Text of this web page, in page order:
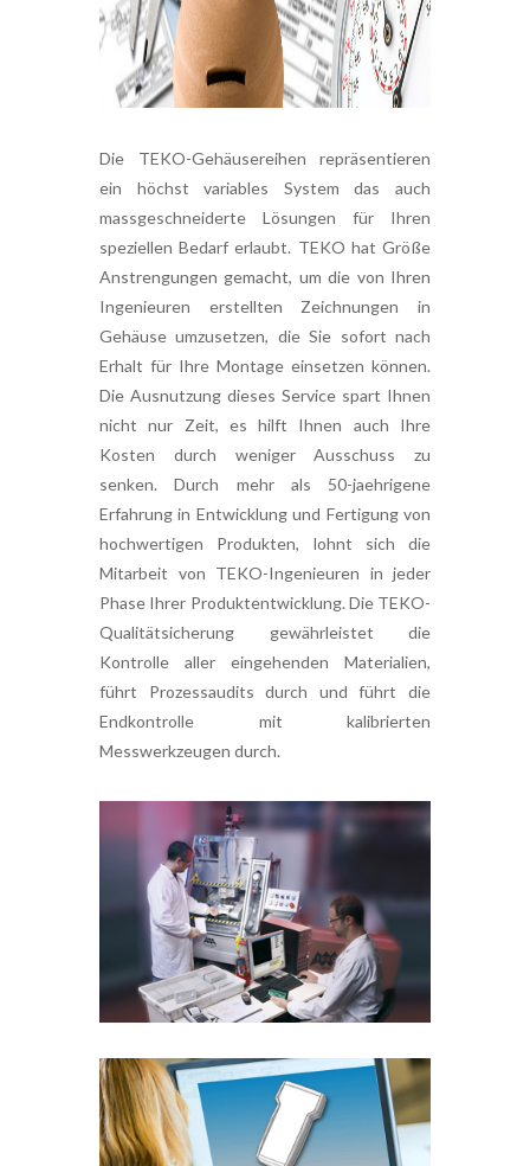
Die TEKO-Gehäusereihen repräsentieren
ein höchst variables System das auch
massgeschneiderte Lösungen für Ihren
speziellen Bedarf erlaubt. TEKO hat Größe
Anstrengungen gemacht, um die von Ihren
Ingenieuren erstellten Zeichnungen in
Gehäuse umzusetzen, die Sie sofort nach
Erhalt für Ihre Montage einsetzen können.
Die Ausnutzung dieses Service spart Ihnen
nicht nur Zeit, es hilft Ihnen auch Ihre
Kosten durch weniger Ausschuss zu
senken. Durch mehr als 50-jaehrigene
Erfahrung in Entwicklung und Fertigung von
hochwertigen Produkten, lohnt sich die
Mitarbeit von TEKO-Ingenieuren in jeder
Phase Ihrer Produktentwicklung. Die TEKO-
Qualitätsicherung gewährleistet die
Kontrolle aller eingehenden Materialien,
führt Prozessaudits durch und führt die
Endkontrolle mit kalibrierten
Messwerkzeugen durch.